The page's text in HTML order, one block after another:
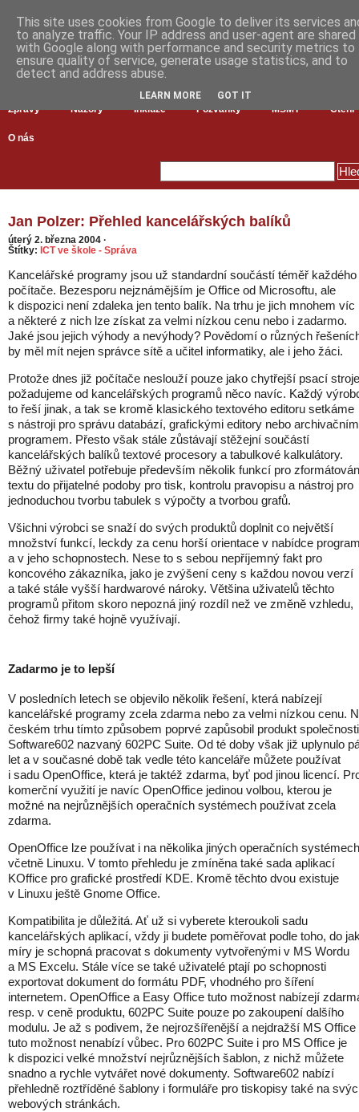
Zprávy Názory Inkluze Pozvánky MŠMT Čtení
O nás
Jan Polzer: Přehled kancelářských balíků
úterý 2. března 2004 ·
Štítky: ICT ve škole - Správa
Kancelářské programy jsou už standardní součástí téměř každého
počítače. Bezesporu nejznámějším je Office od Microsoftu, ale
k dispozici není zdaleka jen tento balík. Na trhu je jich mnohem víc
a některé z nich lze získat za velmi nízkou cenu nebo i zadarmo.
Jaké jsou jejich výhody a nevýhody? Povědomí o různých
by měl mít nejen správce sítě a učitel informatiky, ale i jeho žáci.
Protože dnes již počítače neslouží pouze jako chytřejší psací
požadujeme od kancelářských programů něco navíc. Každý
to řeší jinak, a tak se kromě klasického textového editoru setkáme
s nástroji pro správu databází, grafickými editory nebo archivačním
programem. Přesto však stále zůstávají stěžejní součástí
kancelářských balíků textové procesory a tabulkové kalkulátory.
Běžný uživatel potřebuje především několik funkcí pro
textu do přijatelné podoby pro tisk, kontrolu pravopisu a nástroj pro
jednoduchou tvorbu tabulek s výpočty a tvorbou grafů.
Všichni výrobci se snaží do svých produktů doplnit co největší
množství funkcí, leckdy za cenu horší orientace v nabídce
a v jeho schopnostech. Nese to s sebou nepříjemný fakt pro
koncového zákazníka, jako je zvýšení ceny s každou novou verzí
a také stále vyšší hardwarové nároky. Většina uživatelů těchto
programů přitom skoro nepozná jiný rozdíl než ve změně vzhledu,
čehož firmy také hojně využívají.
Zadarmo je to lepší
V posledních letech se objevilo několik řešení, která nabízejí
kancelářské programy zcela zdarma nebo za velmi nízkou cenu.
českém trhu tímto způsobem poprvé zapůsobil produkt společnosti
Software602 nazvaný 602PC Suite. Od té doby však již uplynulo
let a v současné době tak vedle této kanceláře můžete používat
i sadu OpenOffice, která je taktéž zdarma, byť pod jinou licencí.
komerční využití je navíc OpenOffice jedinou volbou, kterou je
možné na nejrůznějších operačních systémech používat zcela
zdarma.
OpenOffice lze používat i na několika jiných operačních
včetně Linuxu. V tomto přehledu je zmíněna také sada aplikací
KOffice pro grafické prostředí KDE. Kromě těchto dvou existuje
v Linuxu ještě Gnome Office.
Kompatibilita je důležitá. Ať už si vyberete kteroukoli sadu
kancelářských aplikací, vždy ji budete poměřovat podle toho, do
míry je schopná pracovat s dokumenty vytvořenými v MS Wordu
a MS Excelu. Stále více se také uživatelé ptají po schopnosti
exportovat dokument do formátu PDF, vhodného pro šíření
internetem. OpenOffice a Easy Office tuto možnost nabízejí
resp. v ceně produktu, 602PC Suite pouze po zakoupení dalšího
modulu. Je až s podivem, že nejrozšířenější a nejdražší MS Office
tuto možnost nenabízí vůbec. Pro 602PC Suite i pro MS Office je
k dispozici velké množství nejrůznějších šablon, z nichž můžete
snadno a rychle vytvářet nové dokumenty. Software602 nabízí
přehledně roztříděné šablony i formuláře pro tiskopisy také na
webových stránkách.
This site uses cookies from Google to deliver its services
to analyze traffic. Your IP address and user-agent are shared
with Google along with performance and security metrics to
ensure quality of service, generate usage statistics, and to
detect and address abuse.
LEARN MORE GOT IT